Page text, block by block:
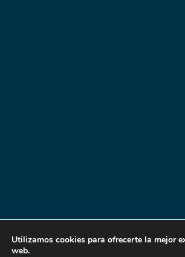
Utilizamos cookies para ofrecerte la mejor
web.